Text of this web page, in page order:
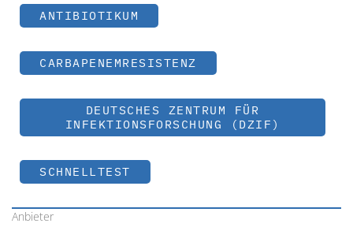
ANTIBIOTIKUM
CARBAPENEMRESISTENZ
DEUTSCHES ZENTRUM FÜR
INFEKTIONSFORSCHUNG (DZIF)
SCHNELLTEST
Anbieter